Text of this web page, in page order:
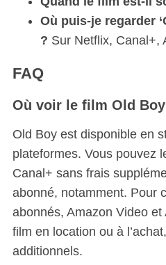
Où puis-je regarder
? Sur Netflix, Canal+,
FAQ
Où voir le film Old
Old Boy est disponible en
plateformes. Vous pouvez
Canal+ sans frais
abonné, notamment. Pour
abonnés, Amazon Video
film en location ou à
additionnels.
r
h
o
: